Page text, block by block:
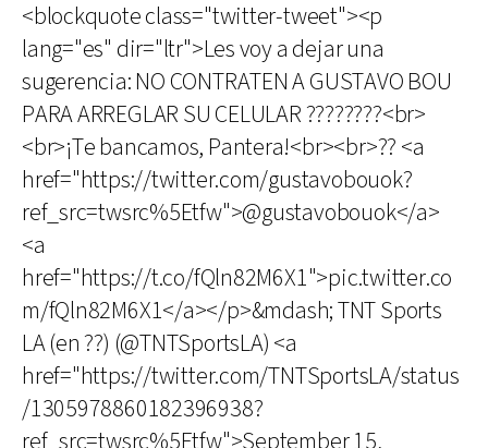
<blockquote class="twitter-tweet"><p
lang="es" dir="ltr">Les voy a dejar una
sugerencia: NO CONTRATEN A GUSTAVO BOU
PARA ARREGLAR SU CELULAR ????????<br>
<br>¡Te bancamos, Pantera!<br><br>?? <a
href="https://twitter.com/gustavobouok?
ref_src=twsrc%5Etfw">@gustavobouok</a>
<a
href="https://t.co/fQln82M6X1">pic.twitter.co
m/fQln82M6X1</a></p>&mdash; TNT Sports
LA (en ??) (@TNTSportsLA) <a
href="https://twitter.com/TNTSportsLA/status
/1305978860182396938?